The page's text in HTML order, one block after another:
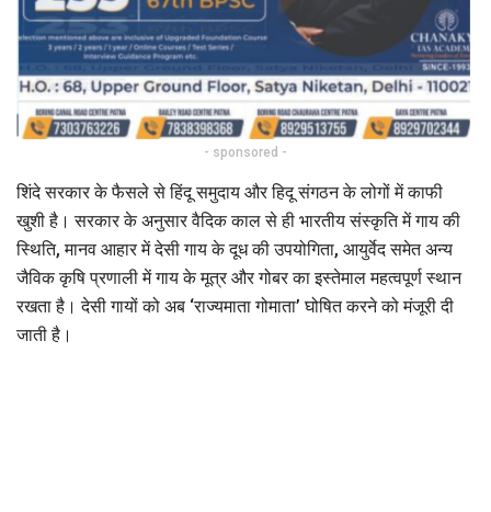
- sponsored -
शिंदे सरकार के फैसले से हिंदू समुदाय और हिदू संगठन के लोगों में काफी
खुशी है। सरकार के अनुसार वैदिक काल से ही भारतीय संस्कृति में गाय की
स्थिति, मानव आहार में देसी गाय के दूध की उपयोगिता, आयुर्वेद समेत अन्य
जैविक कृषि प्रणाली में गाय के मूत्र और गोबर का इस्तेमाल महत्वपूर्ण स्थान
रखता है। देसी गायों को अब ‘राज्यमाता गोमाता’ घोषित करने को मंजूरी दी
जाती है।